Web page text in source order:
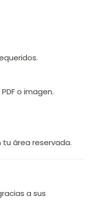
o imagen.
área reservada.
a sus